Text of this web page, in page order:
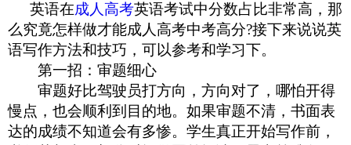
英语在成人高考英语考试中分数占比非常高 ，那
么究竟怎样做才能成人高考中考高分?接下来说说英
语写作方法和技巧， 可以参考和学习下。
第一招：审题细心
审题好比驾驶员打方向，方向对了，哪怕开得
慢点，也会顺利到目的地。如果审题不清，书面表
达的成绩不知道会有多惨。学生真正开始写作前，